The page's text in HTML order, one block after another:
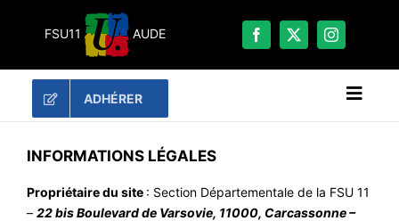
FSU11 AUDE
ADHÉRER
LES UNES
INFORMATIONS LÉGALES
Propriétaire du site : Section Départementale de la FSU 11
– 22 bis Boulevard de Varsovie, 11000, Carcassonne –